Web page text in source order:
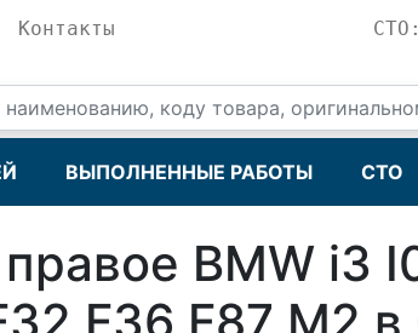
Контакты
ВЫПОЛНЕННЫЕ РАБОТЫ СТО
BMW i3